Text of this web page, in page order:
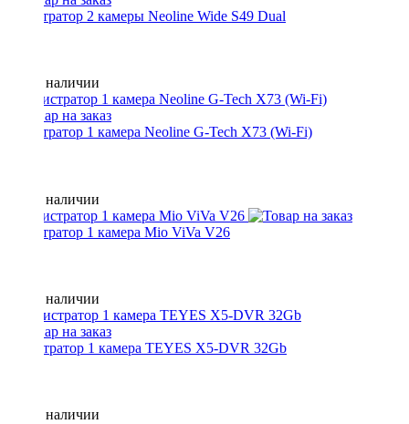
регистратор 2 камеры Neoline Wide S49 Dual
Нет в наличии
регистратор 1 камера Neoline G-Tech X73 (Wi-Fi)
Нет в наличии
регистратор 1 камера Mio ViVa V26
Нет в наличии
Регистратор 1 камера TEYES X5-DVR 32Gb
Нет в наличии